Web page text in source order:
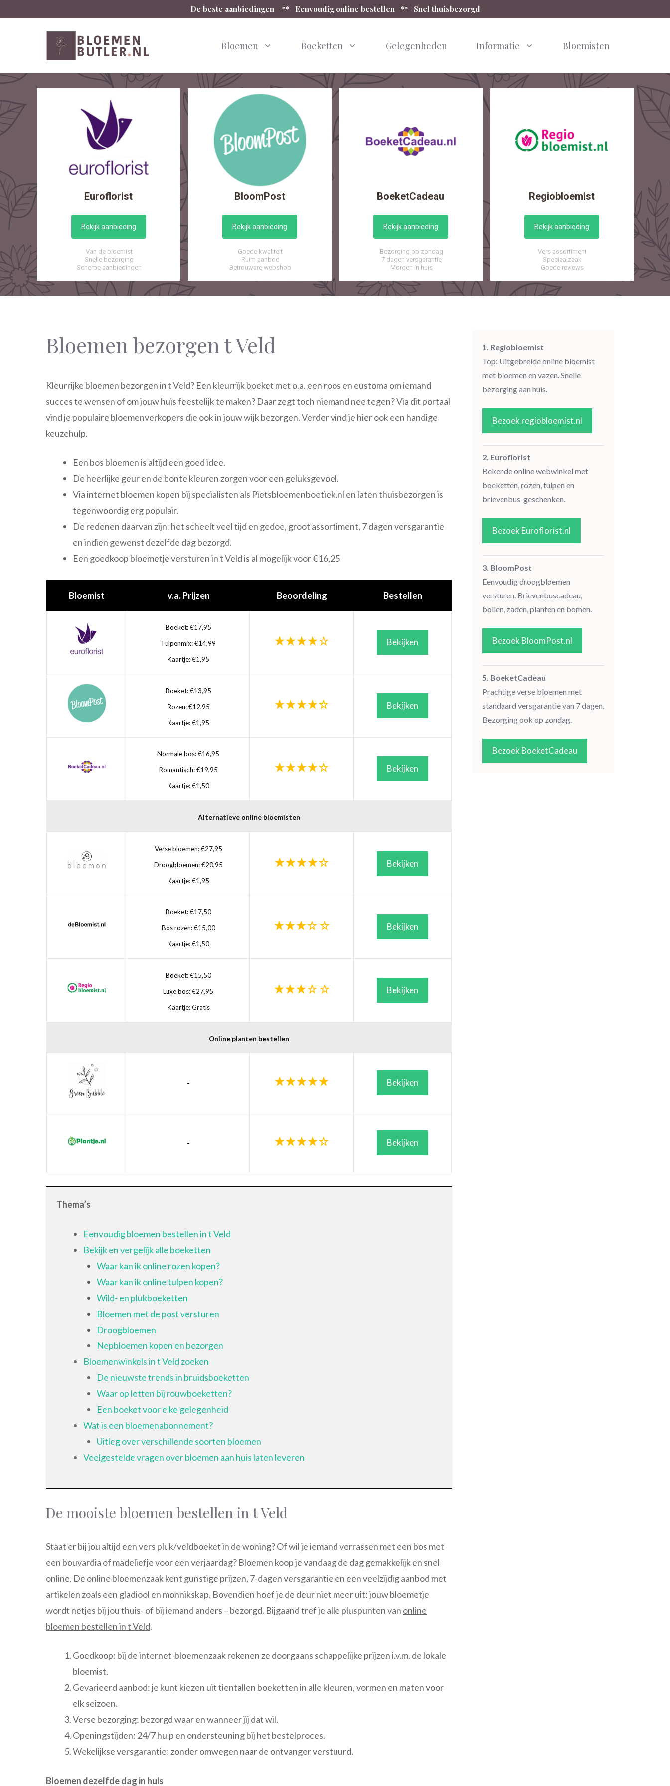
De beste aanbiedingen ** Eenvoudig online bestellen ** Snel thuisbezorgd
Bloemen Boeketten Gelegenheden Informatie Bloemisten
Euroflorist
Bekijk aanbieding
Van de bloemist
Snelle bezorging
Scherpe aanbiedingen
BloomPost
Bekijk aanbieding
Goede kwaliteit
Ruim aanbod
Betrouware webshop
BoeketCadeau
Bekijk aanbieding
Bezorging op zondag
7 dagen versgarantie
Morgen in huis
Regiobloemist
Bekijk aanbieding
Vers assortiment
Speciaalzaak
Goede reviews
Bloemen bezorgen t Veld
Kleurrijke bloemen bezorgen in t Veld? Een kleurrijk boeket met o.a. een roos en eustoma om iemand
succes te wensen of om jouw huis feestelijk te maken? Daar zegt toch niemand nee tegen? Via dit portaal
vind je populaire bloemenverkopers die ook in jouw wijk bezorgen. Verder vind je hier ook een handige
keuzehulp.
Een bos bloemen is altijd een goed idee.
De heerlijke geur en de bonte kleuren zorgen voor een geluksgevoel.
Via internet bloemen kopen bij specialisten als Pietsbloemenboetiek.nl en laten thuisbezorgen is
tegenwoordig erg populair.
De redenen daarvan zijn: het scheelt veel tijd en gedoe, groot assortiment, 7 dagen versgarantie
en indien gewenst dezelfde dag bezorgd.
Een goedkoop bloemetje versturen in t Veld is al mogelijk voor €16,25
Bloemist v.a. Prijzen Beoordeling Bestellen
Boeket: €17,95
Tulpenmix: €14,99
Kaartje: €1,95
Bekijken
Boeket: €13,95
Rozen: €12,95
Kaartje: €1,95
Bekijken
Normale bos: €16,95
Romantisch: €19,95
Kaartje: €1,50
Bekijken
Alternatieve online bloemisten
Verse bloemen: €27,95
Droogbloemen: €20,95
Kaartje: €1,95
Bekijken
Boeket: €17,50
Bos rozen: €15,00
Kaartje: €1,50
Bekijken
Boeket: €15,50
Luxe bos: €27,95
Kaartje: Gratis
Bekijken
Online planten bestellen
- Bekijken
- Bekijken
Thema’s
Eenvoudig bloemen bestellen in t Veld
Bekijk en vergelijk alle boeketten
Waar kan ik online rozen kopen?
Waar kan ik online tulpen kopen?
Wild- en plukboeketten
Bloemen met de post versturen
Droogbloemen
Nepbloemen kopen en bezorgen
Bloemenwinkels in t Veld zoeken
De nieuwste trends in bruidsboeketten
Waar op letten bij rouwboeketten?
Een boeket voor elke gelegenheid
Wat is een bloemenabonnement?
Uitleg over verschillende soorten bloemen
Veelgestelde vragen over bloemen aan huis laten leveren
De mooiste bloemen bestellen in t Veld
Staat er bij jou altijd een vers pluk/veldboeket in de woning? Of wil je iemand verrassen met een bos met
een bouvardia of madeliefje voor een verjaardag? Bloemen koop je vandaag de dag gemakkelijk en snel
online. De online bloemenzaak kent gunstige prijzen, 7-dagen versgarantie en een veelzijdig aanbod met
artikelen zoals een gladiool en monnikskap. Bovendien hoef je de deur niet meer uit: jouw bloemetje
wordt netjes bij jou thuis- of bij iemand anders – bezorgd. Bijgaand tref je alle pluspunten van online
bloemen bestellen in t Veld.
Goedkoop: bij de internet-bloemenzaak rekenen ze doorgaans schappelijke prijzen i.v.m. de lokale
bloemist.
Gevarieerd aanbod: je kunt kiezen uit tientallen boeketten in alle kleuren, vormen en maten voor
elk seizoen.
Verse bezorging: bezorgd waar en wanneer jij dat wil.
Openingstijden: 24/7 hulp en ondersteuning bij het bestelproces.
Wekelijkse versgarantie: zonder omwegen naar de ontvanger verstuurd.
Bloemen dezelfde dag in huis
1. Regiobloemist
Top: Uitgebreide online bloemist
met bloemen en vazen. Snelle
bezorging aan huis.
Bezoek regiobloemist.nl
2. Euroflorist
Bekende online webwinkel met
boeketten, rozen, tulpen en
brievenbus-geschenken.
Bezoek Euroflorist.nl
3. BloomPost
Eenvoudig droogbloemen
versturen. Brievenbuscadeau,
bollen, zaden, planten en bomen.
Bezoek BloomPost.nl
5. BoeketCadeau
Prachtige verse bloemen met
standaard versgarantie van 7 dagen.
Bezorging ook op zondag.
Bezoek BoeketCadeau